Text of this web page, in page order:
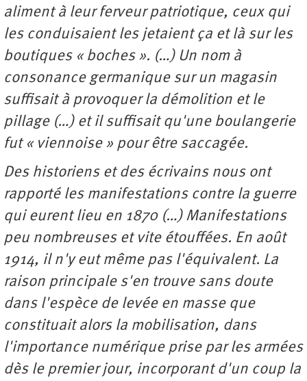
aliment à leur ferveur patriotique, ceux qui
les conduisaient les jetaient ça et là sur les
boutiques « boches ». (…) Un nom à
consonance germanique sur un magasin
suffisait à provoquer la démolition et le
pillage (…) et il suffisait qu'une boulangerie
fut « viennoise » pour être saccagée.
Des historiens et des écrivains nous ont
rapporté les manifestations contre la guerre
qui eurent lieu en 1870 (…) Manifestations
peu nombreuses et vite étouffées. En août
1914, il n'y eut même pas l'équivalent. La
raison principale s'en trouve sans doute
dans l'espèce de levée en masse que
constituait alors la mobilisation, dans
l'importance numérique prise par les armées
dès le premier jour, incorporant d'un coup la